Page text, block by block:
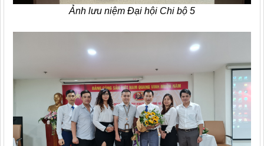
Ảnh lưu niệm Đại hội Chi bộ 5